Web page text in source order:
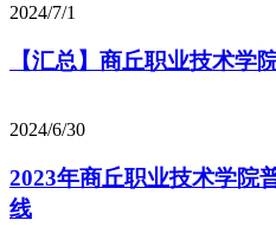
2024/7/1
【汇总】商丘职业技术学
2024/6/30
2023年商丘职业技术学院
线